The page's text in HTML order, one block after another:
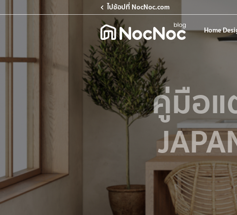
ไปช้อปที่ NocNoc.com
Home
คู่มือ